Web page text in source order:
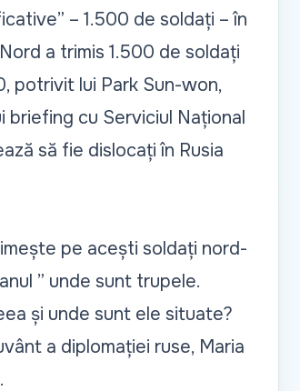
– 1.500 de soldați – în
a trimis 1.500 de soldați
potrivit lui Park Sun-won,
briefing cu Serviciul Național
să fie dislocați în Rusia
pe acești soldați nord-
” unde sunt trupele.
și unde sunt ele situate?
a diplomației ruse, Maria